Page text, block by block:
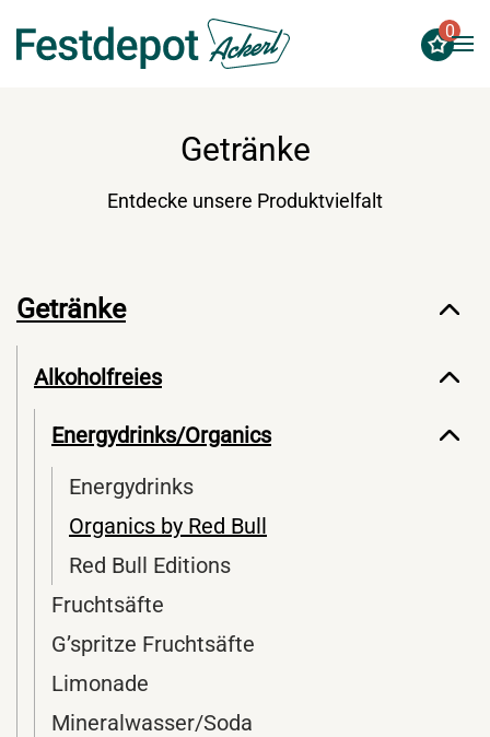
Zum Hauptinhalt springen
0
Getränke
Entdecke unsere Produktvielfalt
Getränke
Alkoholfreies
Energydrinks/Organics
Energydrinks
Organics by Red Bull
Red Bull Editions
Fruchtsäfte
G’spritze Fruchtsäfte
Limonade
Mineralwasser/Soda